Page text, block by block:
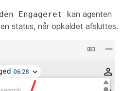
Engageret
kan agenten
status, når opkaldet afsluttes.